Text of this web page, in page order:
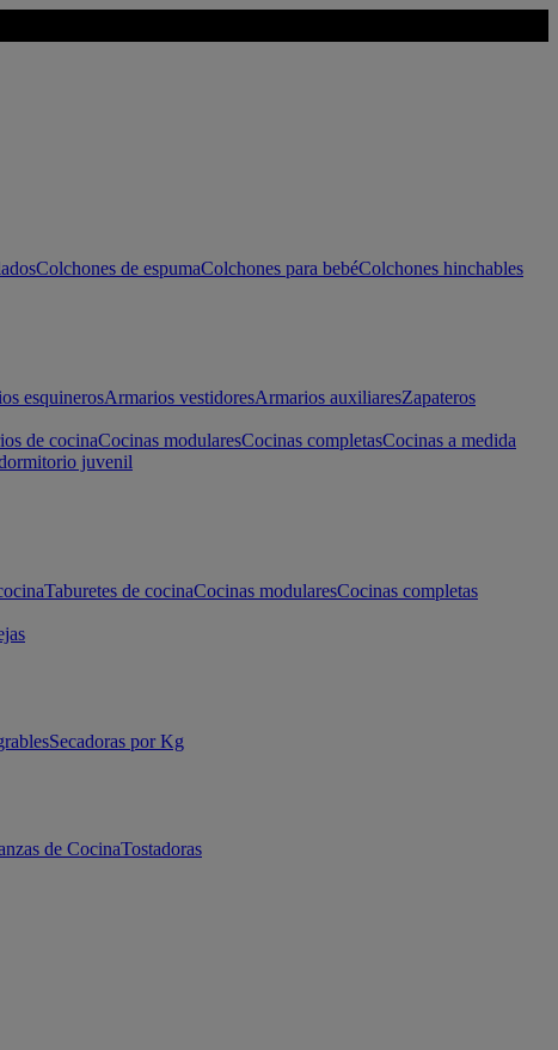
Colchones de espumaColchones para bebéColchones hinchables
esquinerosArmarios vestidoresArmarios auxiliaresZapateros
de cocinaCocinas modularesCocinas completasCocinas a medida
juvenil
Taburetes de cocinaCocinas modularesCocinas completas
Secadoras por Kg
de CocinaTostadoras